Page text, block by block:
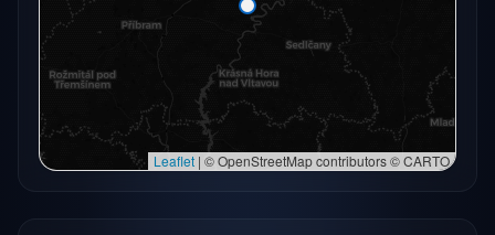
Otevřít v plné mapě →
Leaflet | © OpenStreetMap contributors © CARTO